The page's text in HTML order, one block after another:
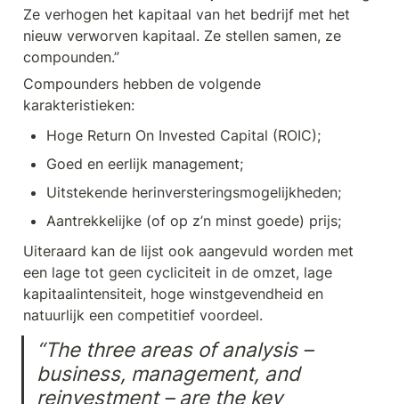
Ze verhogen het kapitaal van het bedrijf met het
nieuw verworven kapitaal. Ze stellen samen, ze
compounden.”
Compounders hebben de volgende
karakteristieken:
Hoge Return On Invested Capital (ROIC);
Goed en eerlijk management;
Uitstekende herinversteringsmogelijkheden;
Aantrekkelijke (of op z’n minst goede) prijs;
Uiteraard kan de lijst ook aangevuld worden met
een lage tot geen cycliciteit in de omzet, lage
kapitaalintensiteit, hoge winstgevendheid en
natuurlijk een competitief voordeel.
“The three areas of analysis –
business, management, and
reinvestment – are the key